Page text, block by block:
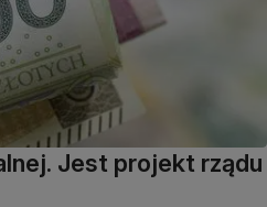
Jest projekt rządu